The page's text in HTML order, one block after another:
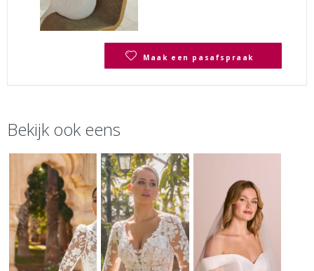
Maak een pasafspraak
Bekijk ook eens